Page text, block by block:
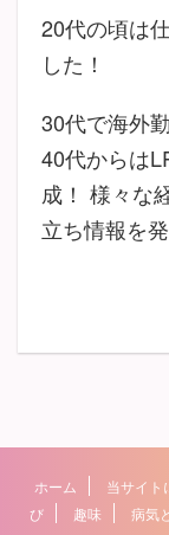
20代の頃は
した！
30代で海外
40代からは
成！ 様々な
立ち情報を
ホーム 当サイト
び
趣味 病気